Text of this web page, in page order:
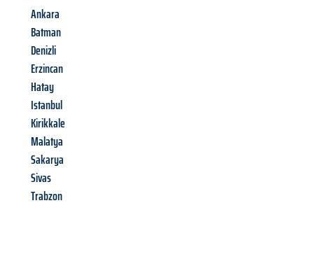
Ankara
Batman
Denizli
Erzincan
Hatay
Istanbul
Kirikkale
Malatya
Sakarya
Sivas
Trabzon